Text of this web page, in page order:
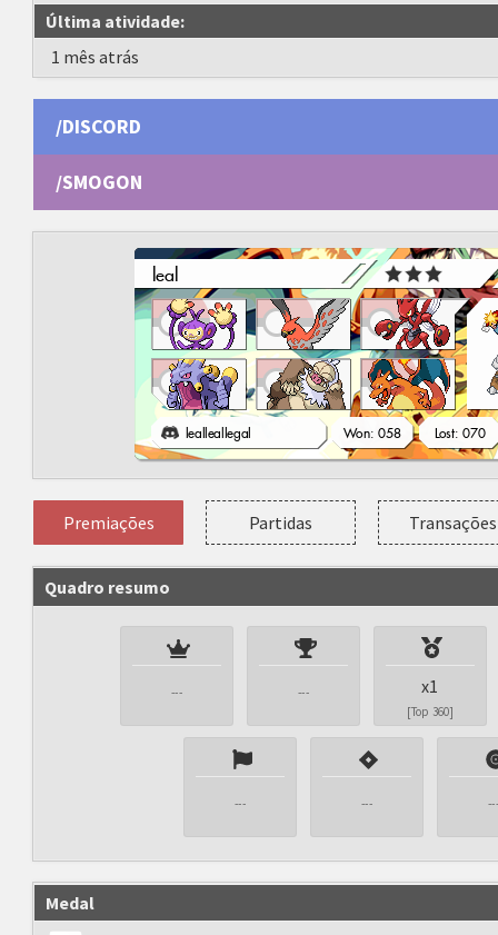
Última atividade:
1 mês atrás
/DISCORD
/SMOGON
Premiações Partidas Transações
Quadro resumo
--- --- x1
[Top 360]
--- --- ---
Medal